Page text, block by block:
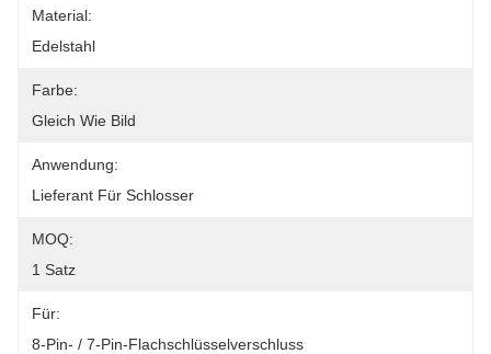
Material:
Edelstahl
Farbe:
Gleich Wie Bild
Anwendung:
Lieferant Für Schlosser
MOQ:
1 Satz
Für:
8-Pin- / 7-Pin-Flachschlüsselverschluss